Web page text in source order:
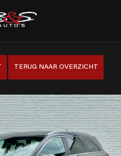
TERUG NAAR OVERZICHT